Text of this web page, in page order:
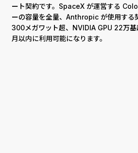
ート契約です。SpaceX が運営する
ーの容量を全量、Anthropic が使用する
300メガワット超、NVIDIA GPU 22万基
月以内に利用可能になります。